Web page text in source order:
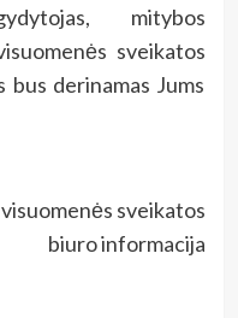
mitybos
sveikatos
bus derinamas Jums
sveikatos
biuro informacija